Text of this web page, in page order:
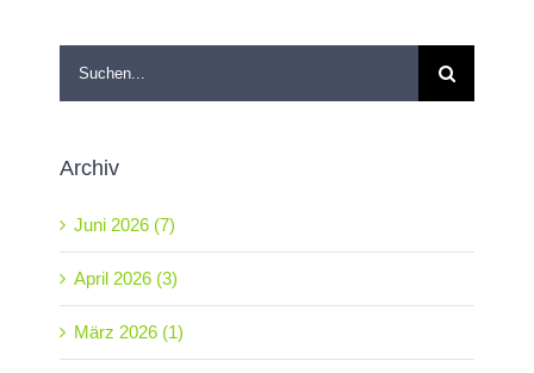
Archiv
Juni 2026 (7)
April 2026 (3)
März 2026 (1)